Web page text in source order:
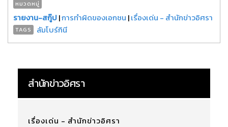
หมวดหมู่
รายงาน-สกู๊ป|การทำผิดของเอกชน |เรื่องเด่น - สำนักข่าวอิศรา
TAGS ลัมโบร์กินี
สำนักข่าวอิศรา
เรื่องเด่น - สำนักข่าวอิศรา